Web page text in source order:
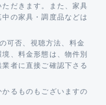
だきます。また、家具
の家具・調度品などは
可否、視聴方法、料金
、料金形態は、物件別
者に直接ご確認下さる
るものもございますの